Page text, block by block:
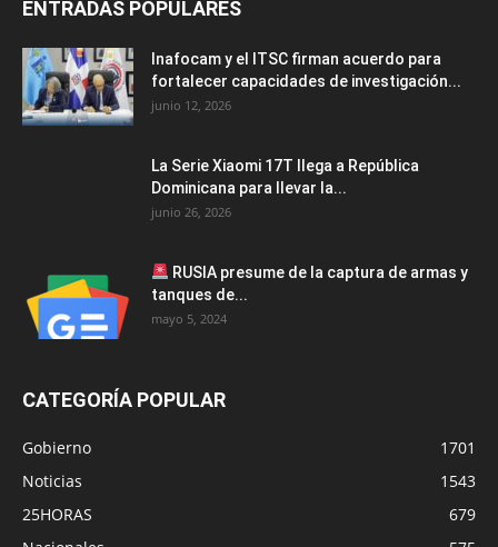
ENTRADAS POPULARES
Inafocam y el ITSC firman acuerdo para
fortalecer capacidades de investigación...
junio 12, 2026
La Serie Xiaomi 17T llega a República
Dominicana para llevar la...
junio 26, 2026
RUSIA presume de la captura de armas y
tanques de...
mayo 5, 2024
CATEGORÍA POPULAR
Gobierno
1701
Noticias
1543
25HORAS
679